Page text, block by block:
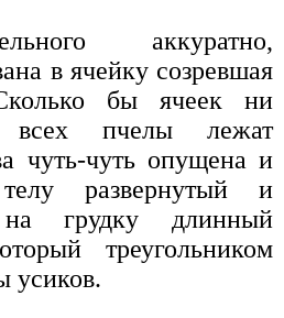
аккуратно,
в ячейку созревшая
бы ячеек ни
всех пчелы лежат
чуть-чуть опущена и
развернутый и
грудку длинный
треугольником
усиков.